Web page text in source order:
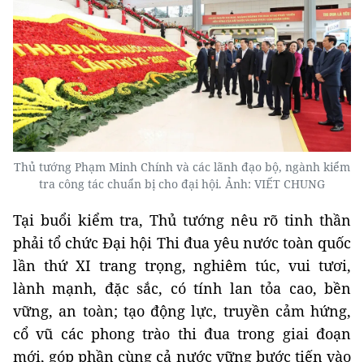
Thủ tướng Phạm Minh Chính và các lãnh đạo bộ, ngành kiểm
tra công tác chuẩn bị cho đại hội. Ảnh: VIẾT CHUNG
Tại buổi kiểm tra, Thủ tướng nêu rõ tinh thần
phải tổ chức Đại hội Thi đua yêu nước toàn quốc
lần thứ XI trang trọng, nghiêm túc, vui tươi,
lành mạnh, đặc sắc, có tính lan tỏa cao, bền
vững, an toàn; tạo động lực, truyền cảm hứng,
cổ vũ các phong trào thi đua trong giai đoạn
mới, góp phần cùng cả nước vững bước tiến vào